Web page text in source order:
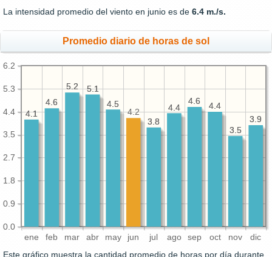
La intensidad promedio del viento en junio es de 6.4 m./s.
Promedio diario de horas de sol
ene feb mar abr may jun jul ago sep oct nov dic
0.0
0.9
1.8
2.7
3.5
4.4
5.3
6.2
3.9
3.5
4.4
4.6
4.4
3.8
4.5
5.1
5.2
4.6
4.1
3.9
3.5
4.4
4.6
4.4
3.8
4.2
4.5
5.1
5.2
4.6
4.1
Este gráfico muestra la cantidad promedio de horas por día durante